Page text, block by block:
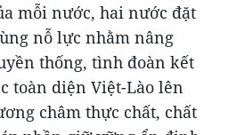
mỗi nước, hai nước đặt
nỗ lực nhằm nâng
thống, tình đoàn kết
toàn diện Việt-Lào lên
châm thực chất, chất